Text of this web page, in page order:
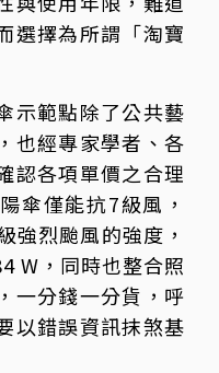
選擇為所謂「淘寶
示範點除了公共藝
也經專家學者、各
認各項單價之合理
傘僅能抗7級風，
強烈颱風的強度，
W，同時也整合照
一分錢一分貨，呼
以錯誤資訊抹煞基